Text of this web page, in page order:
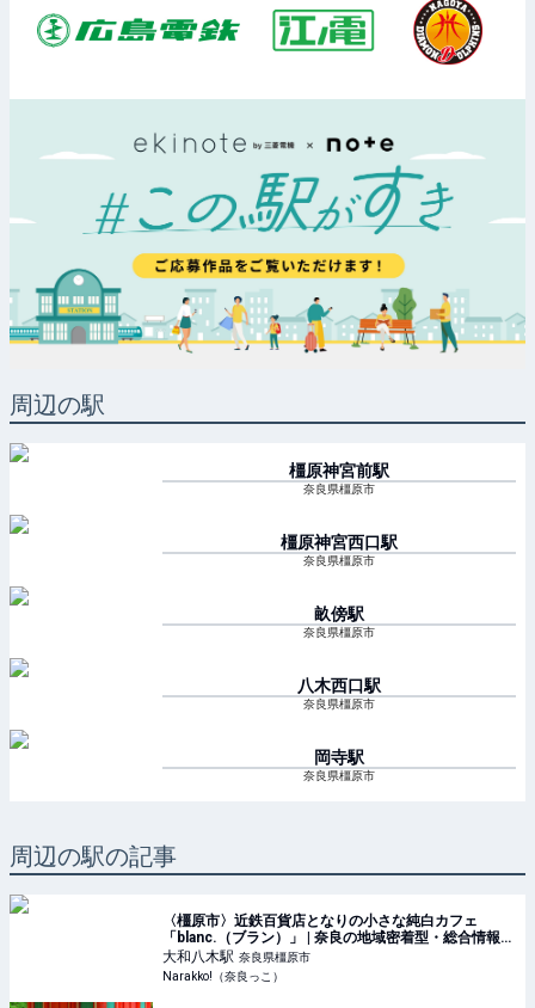
周辺の駅
橿原神宮前駅
奈良県橿原市
橿原神宮西口駅
奈良県橿原市
畝傍駅
奈良県橿原市
八木西口駅
奈良県橿原市
岡寺駅
奈良県橿原市
周辺の駅の記事
〈橿原市〉近鉄百貨店となりの小さな純白カフェ
「blanc.（ブラン）」 | 奈良の地域密着型・総合情報サ
イト Narakko!（奈良っこ）
大和八木駅 奈良県橿原市
Narakko!（奈良っこ）